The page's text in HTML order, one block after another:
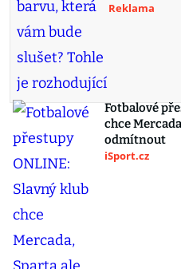
Reklama
Fotbalové
chce
odmítnout
iSport.cz